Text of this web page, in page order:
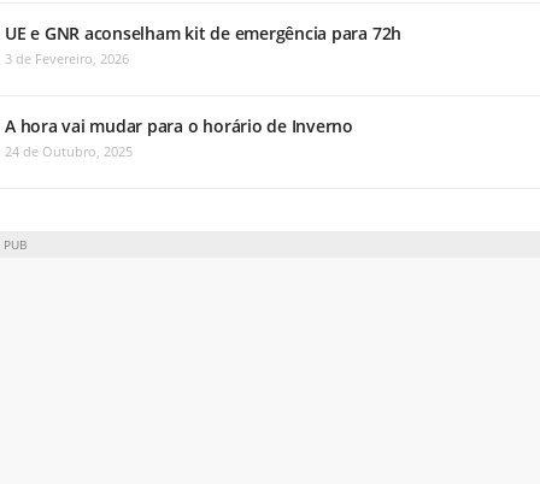
UE e GNR aconselham kit de emergência para 72h
3 de Fevereiro, 2026
A hora vai mudar para o horário de Inverno
24 de Outubro, 2025
PUB